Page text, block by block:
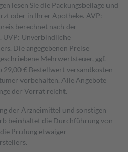
lesen Sie die Packungsbeilage und
oder in Ihrer Apotheke. AVP:
berechnet nach der
Unverbindliche
Die angegebenen Preise
Mehrwertsteuer, ggf.
29,00 € Bestell­wert versand­kosten­
vorbehalten. Alle Angebote
der Vorrat reicht.
der Arzneimittel und sonstigen
beinhaltet die Durchführung von
Prüfung etwaiger